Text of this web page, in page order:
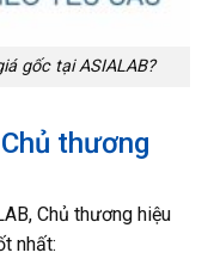
gốc tại ASIALAB?
thương
Chủ thương hiệu
nhất: